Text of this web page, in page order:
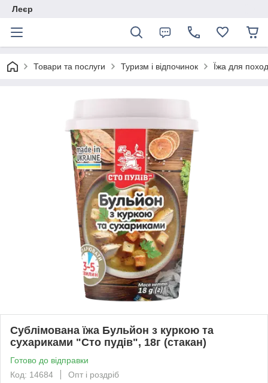
Леєр
Товари та послуги Туризм і відпочинок Їжа для
Сублімована їжа Бульйон з куркою та
сухариками "Сто пудів", 18г (стакан)
Готово до відправки
Код: 14684
Опт і роздріб